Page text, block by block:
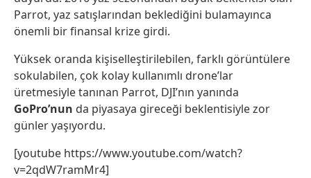
Parrot, yaz satışlarından beklediğini bulamayınca
önemli bir finansal krize girdi.
Yüksek oranda kişiselleştirilebilen, farklı görüntülere
sokulabilen, çok kolay kullanımlı drone’lar
üretmesiyle tanınan Parrot, DJI’nın yanında
GoPro’nun da piyasaya gireceği beklentisiyle zor
günler yaşıyordu.
[youtube https://www.youtube.com/watch?
v=2qdW7ramMr4]